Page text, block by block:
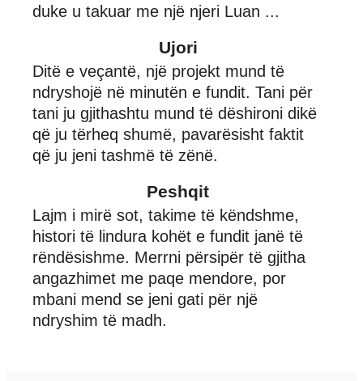
duke u takuar me një njeri Luan ...
Ujori
Ditë e veçantë, një projekt mund të
ndryshojë në minutën e fundit. Tani për
tani ju gjithashtu mund të dëshironi dikë
që ju tërheq shumë, pavarësisht faktit
që ju jeni tashmë të zënë.
Peshqit
Lajm i mirë sot, takime të këndshme,
histori të lindura kohët e fundit janë të
rëndësishme. Merrni përsipër të gjitha
angazhimet me paqe mendore, por
mbani mend se jeni gati për një
ndryshim të madh.